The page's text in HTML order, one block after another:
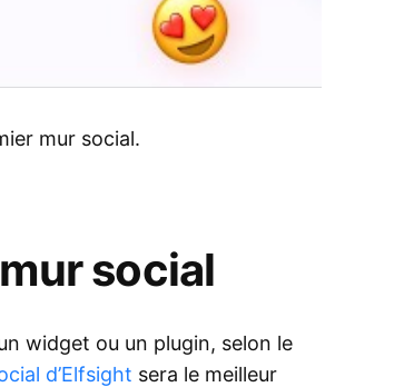
mur social.
social
widget ou un plugin, selon le
d’Elfsight sera le meilleur